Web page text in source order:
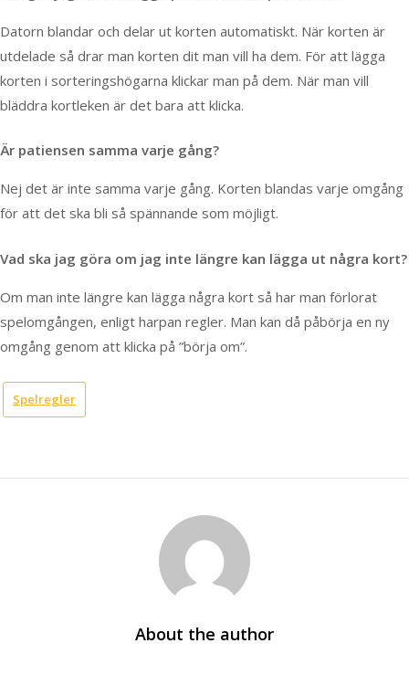
Datorn blandar och delar ut korten automatiskt. När korten är
utdelade så drar man korten dit man vill ha dem. För att lägga
korten i sorteringshögarna klickar man på dem. När man vill
bläddra kortleken är det bara att klicka.
Är patiensen samma varje gång?
Nej det är inte samma varje gång. Korten blandas varje omgång
för att det ska bli så spännande som möjligt.
Vad ska jag göra om jag inte längre kan lägga ut några kort?
Om man inte längre kan lägga några kort så har man förlorat
spelomgången, enligt harpan regler. Man kan då påbörja en ny
omgång genom att klicka på ”börja om”.
Spelregler
About the author